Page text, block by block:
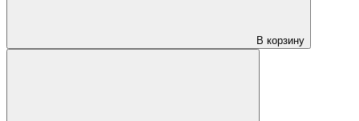
В корзину